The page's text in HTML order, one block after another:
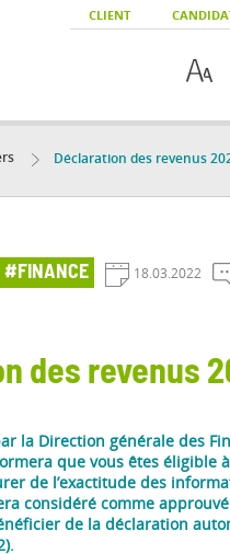
CLIENT
Déclaration des revenus
#FINANCE 18.03.2022
des revenus
la Direction générale des
que vous êtes éligible
de l’exactitude des
considéré comme
de la déclaration